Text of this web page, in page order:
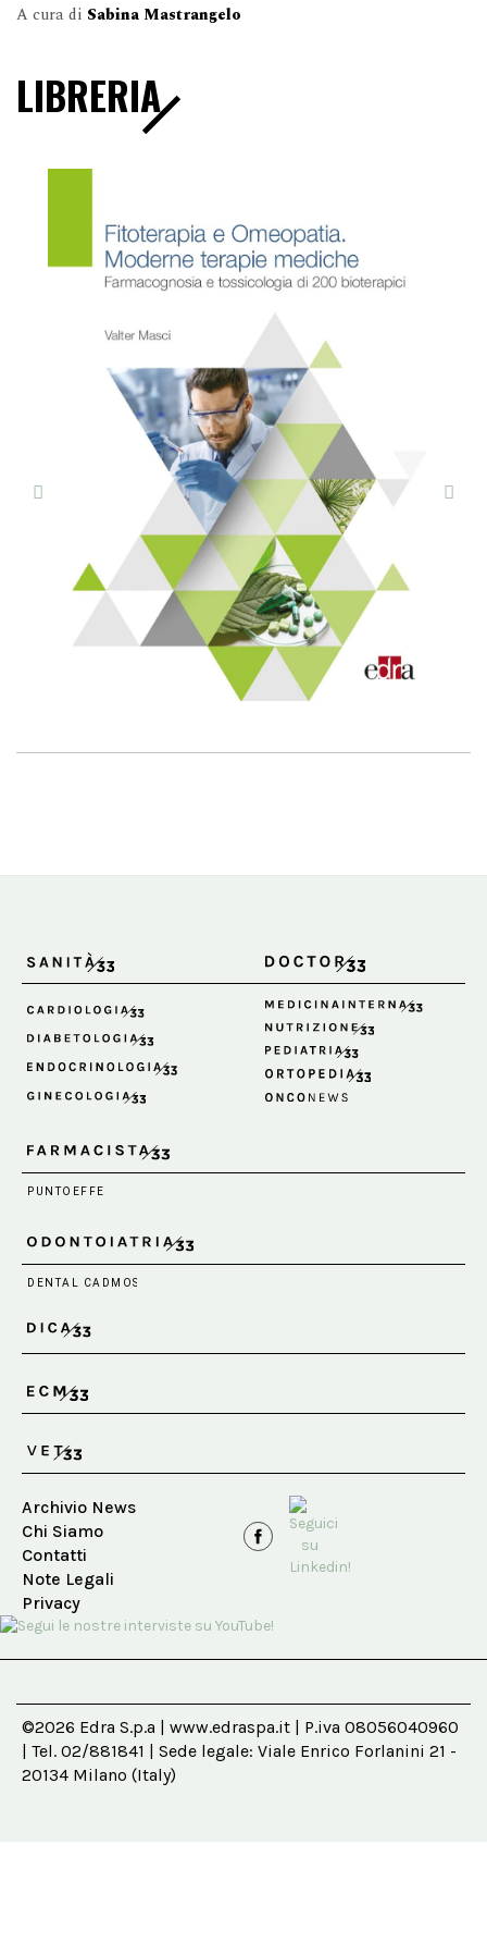
A cura di Sabina Mastrangelo
LIBRERIA
Archivio News
Chi Siamo
Contatti
Note Legali
Privacy
©2026 Edra S.p.a | www.edraspa.it | P.iva 08056040960
| Tel. 02/881841 | Sede legale: Viale Enrico Forlanini 21 -
20134 Milano (Italy)